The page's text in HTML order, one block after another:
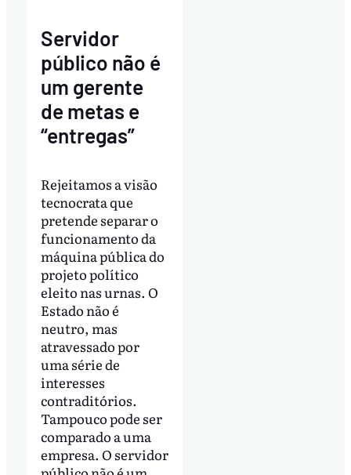
Servidor
público não é
um gerente
de metas e
“entregas”
Rejeitamos a visão
tecnocrata que
pretende separar o
funcionamento da
máquina pública do
projeto político
eleito nas urnas. O
Estado não é
neutro, mas
atravessado por
uma série de
interesses
contraditórios.
Tampouco pode ser
comparado a uma
empresa. O servidor